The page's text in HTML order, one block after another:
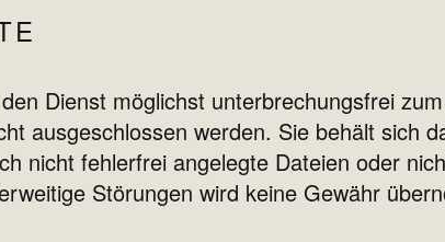
Dienst möglichst unterbrechungsfrei
ausgeschlossen werden. Sie behält sich
nicht fehlerfrei angelegte Dateien oder
Störungen wird keine Gewähr